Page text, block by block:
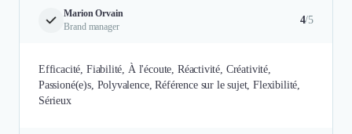
Marion Orvain
Brand manager
4/5
Efficacité, Fiabilité, À l'écoute, Réactivité, Créativité,
Passioné(e)s, Polyvalence, Référence sur le sujet, Flexibilité,
Sérieux